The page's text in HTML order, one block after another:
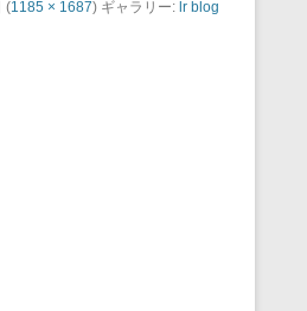
(1185 × 1687) ギャラリー: lr blog